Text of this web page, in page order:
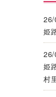
姫
姫
村